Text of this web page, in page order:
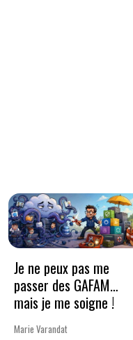
Je ne peux pas me
passer des GAFAM…
mais je me soigne !
Marie Varandat